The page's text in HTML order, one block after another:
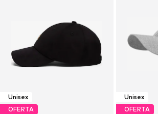
Unisex
OFERTA
Unisex
OFERTA